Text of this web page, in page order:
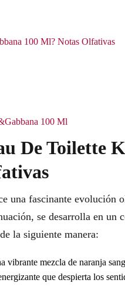
100 Ml? Notas Olfativas
100 Ml
De Toilette
una fascinante evolución
se desarrolla en un
la siguiente manera:
vibrante mezcla de naranja
que despierta los